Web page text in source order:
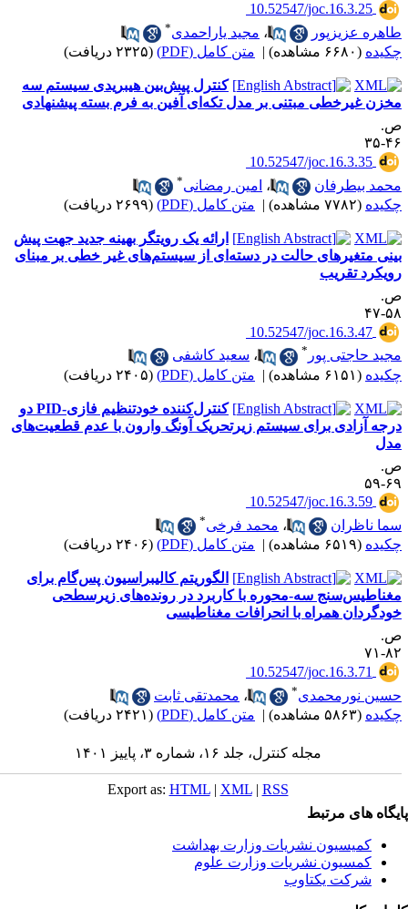
‎ 10.52547/joc.16.3.25
عزیزپور
،مجید یاراحمدی
(۶۶۸۰ مشاهده) | متن کامل (PDF) (۲۳۲۵ دریافت)
کنترل پیش‌بین هیبریدی سیستم سه
غیرخطی مبتنی بر مدل تکه‌ای آفین به فرم بسته پیشنهادی
۳۵
‎ 10.52547/joc.16.3.35
بیطرفان
،امین رمضانی
(۷۷۸۲ مشاهده) | متن کامل (PDF) (۲۶۹۹ دریافت)
ارائه یک رویتگر بهینه جدید جهت پیش
متغیرهای حالت در دسته‌ای از سیستم‌های غیر خطی بر مبنای
تقریب
۴۷
‎ 10.52547/joc.16.3.47
حاجتی پور
،سعید کاشفی
(۶۱۵۱ مشاهده) | متن کامل (PDF) (۲۴۰۵ دریافت)
کنترل‌کننده خودتنظیم فازی-PID دو
آزادی برای سیستم زیرتحریک آونگ وارون با عدم ‌قطعیت‌های
۵۹
‎ 10.52547/joc.16.3.59
ناظران
،محمد فرخی
(۶۵۱۹ مشاهده) | متن کامل (PDF) (۲۴۰۶ دریافت)
الگوریتم کالیبراسیون پس‌گام برای
سه-محوره با کاربرد در رونده‌های زیرسطحی
همراه با انحرافات مغناطیسی
۷۱
‎ 10.52547/joc.16.3.71
نورمحمدی
،محمدتقی ثابت
(۵۸۶۳ مشاهده) | متن کامل (PDF) (۲۴۲۱ دریافت)
مجله کنترل، جلد ۱۶، شماره ۳، پاییز ۱۴۰۱
Export as:HTML |XML|RSS
های مرتبط
کمیسیون نشریات وزارت بهداشت
کمسیون نشریات وزارت علوم
شرکت یکتاوب